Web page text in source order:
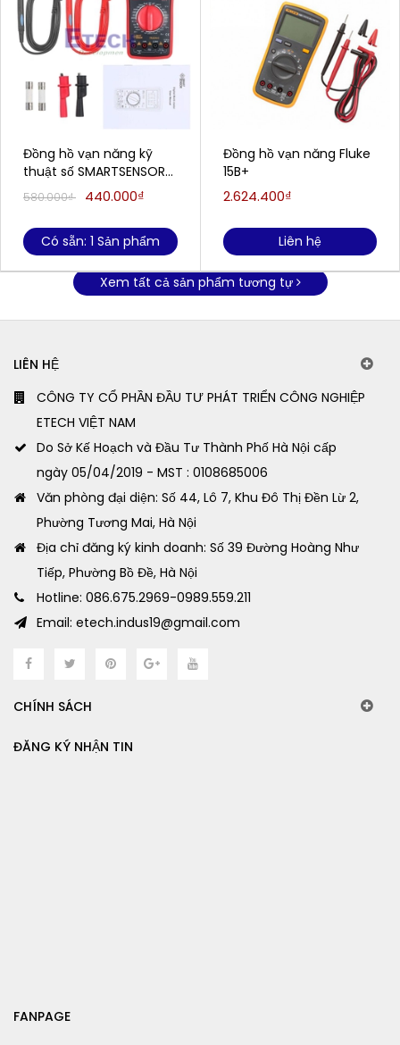
Đồng hồ vạn năng kỹ
thuật số SMARTSENSOR
ST890D
580.000₫ 440.000₫
Có sẵn: 1 Sản phẩm
Đồng hồ vạn năng Fluke
15B+
2.624.400₫
Liên hệ
Xem tất cả sản phẩm tương tự
LIÊN HỆ
CÔNG TY CỔ PHẦN ĐẦU TƯ PHÁT TRIỂN CÔNG NGHIỆP
ETECH VIỆT NAM
Do Sở Kế Hoạch và Đầu Tư Thành Phố Hà Nội cấp
ngày 05/04/2019 - MST : 0108685006
Văn phòng đại diện: Số 44, Lô 7, Khu Đô Thị Đền Lừ 2,
Phường Tương Mai, Hà Nội
Địa chỉ đăng ký kinh doanh: Số 39 Đường Hoàng Như
Tiếp, Phường Bồ Đề, Hà Nội
Hotline: 086.675.2969-0989.559.211
Email: etech.indus19@gmail.com
CHÍNH SÁCH
ĐĂNG KÝ NHẬN TIN
FANPAGE